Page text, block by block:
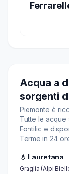
Acqua a
sorgenti
Piemonte è
Tutte le acque
Fontilio e
Terme in 24
💧 Lauretana
Graglia (Alpi